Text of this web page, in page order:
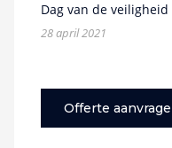
Dag van de
28 april 2021
Offerte